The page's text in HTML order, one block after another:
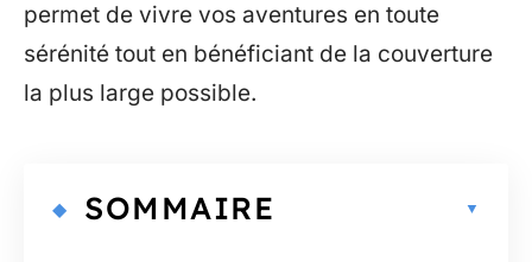
permet de vivre vos aventures en toute
sérénité tout en bénéficiant de la couverture
la plus large possible.
SOMMAIRE